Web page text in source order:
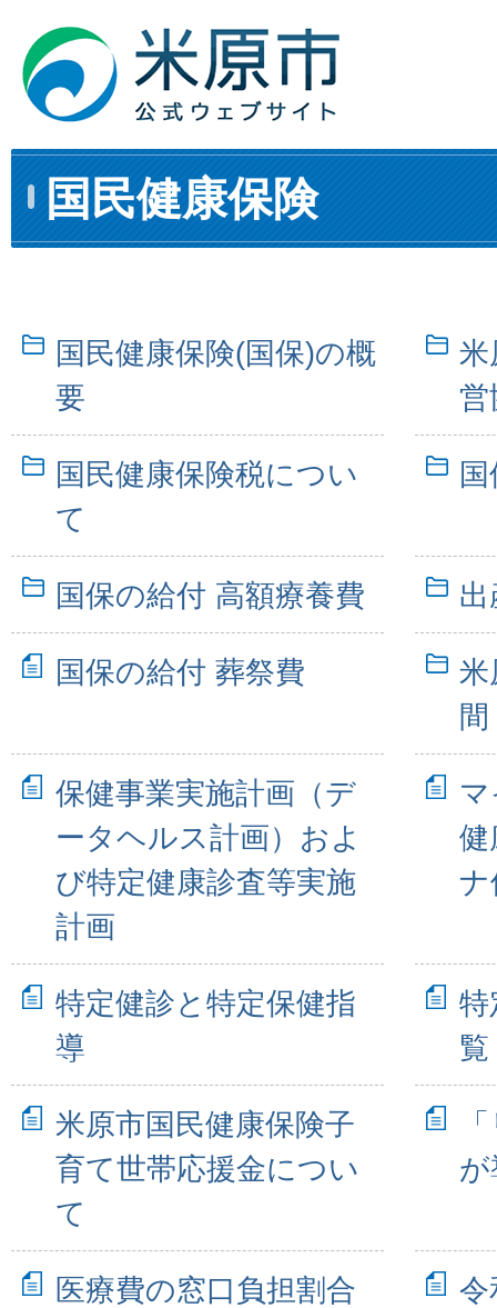
国民健康保険
国民健康保険(国保)の概
要
米
営
国民健康保険税につい
て
国保の給付 高額療養費 出
国保の給付 葬祭費
米
保健事業実施計画（デ
ータヘルス計画）およ
び特定健康診査等実施
計画
健
ナ
特定健診と特定保健指
導
特
米原市国民健康保険子
育て世帯応援金につい
て
医療費の窓口負担割合
令